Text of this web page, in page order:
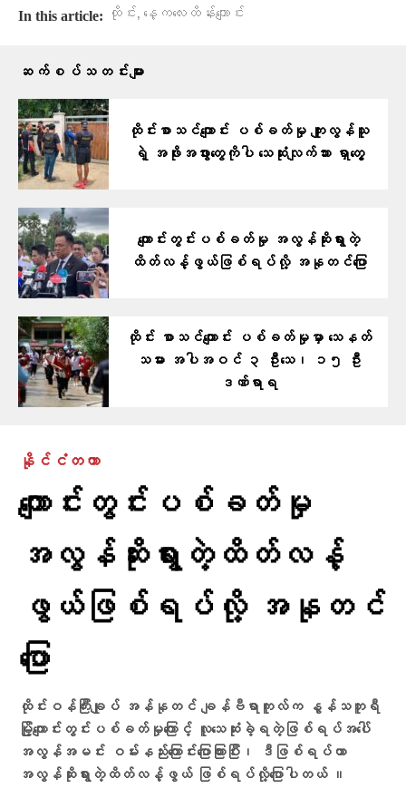
In this article: ထိုင်း, နေ့ကလေးထိန်းကျောင်း
ဆက်စပ်သတင်းများ
ထိုင်းစာသင်ကျောင်း ပစ်ခတ်မှု ကျူးလွန်သူ
ရဲ့ အဖိုးအဖွားတွေကိုပါ သေဆုံးလျက်သား ရှာတွေ့
ကျောင်းတွင်းပစ်ခတ်မှု အလွန်ဆိုးရွားတဲ့
ထိတ်လန့်ဖွယ်ဖြစ်ရပ်လို့ အနုတင်​ပြော
ထိုင်း စာသင်ကျောင်း ပစ်ခတ်မှုမှာ သေနတ်
သမား အပါအဝင် ၃ ဦးသေ၊ ၁၅ ဦး
ဒဏ်ရာရ
နိုင်ငံတကာ
ကျောင်းတွင်းပစ်ခတ်မှု
အလွန်ဆိုးရွားတဲ့ထိတ်လန့်
ဖွယ်ဖြစ်ရပ်လို့ အနုတင်​
ပြော
ထိုင်းဝန်ကြီးချုပ် အန်နုတင် ချန်ဗီရာကူလ်က နွန်သဘူရီ
မြို့ကျောင်းတွင်းပစ်ခတ်မှုကြောင့် လူသေဆုံးခဲ့ရတဲ့ဖြစ်ရပ်အပေါ်
အလွန်အမင်း ဝမ်းနည်းကြောင်းပြောကြားပြီး၊ ဒီဖြစ်ရပ်ဟာ
အလွန်ဆိုးရွားတဲ့ထိတ်လန့်ဖွယ် ဖြစ်ရပ်လို့​ပြောပါတယ် ။